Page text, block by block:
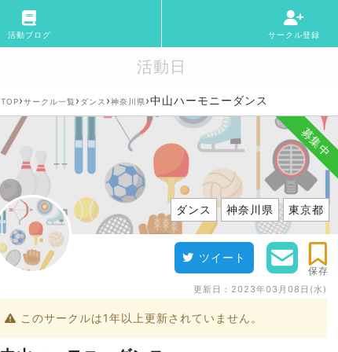
活動ブログ サークル登録
活動日
TOP›サークル一覧 › ダンス ›神奈川県›中山ハーモニーダンス
募集中
ダンス 神奈川県 東京都
ツイート
保存
更新日： 2023年03月08日(水)
このサークルは1年以上更新されていません。